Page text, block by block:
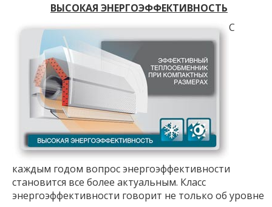
ВЫСОКАЯ ЭНЕРГОЭФФЕКТИВНОСТЬ
С
каждым годом вопрос энергоэффективности
становится все более актуальным. Класс
энергоэффективности говорит не только об уровне